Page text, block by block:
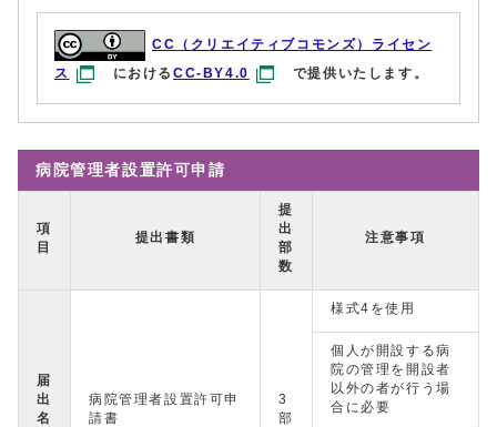
CC（クリエイティブコモンズ）ライセン
ス
におけるCC-BY4.0 で提供いたします。
病院管理者設置許可申請
項
目
提出書類
提
出
部
数
注意事項
届
出
名
病院管理者設置許可申
請書
3
部
様式4を使用
個人が開設する病
院の管理を開設者
以外の者が行う場
合に必要